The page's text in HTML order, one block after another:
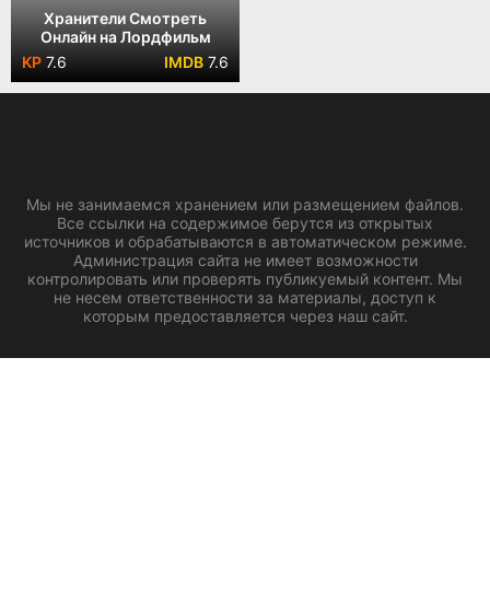
Хранители Смотреть
Онлайн на Лордфильм
7.6
7.6
Мы не занимаемся хранением или размещением файлов.
Все ссылки на содержимое берутся из открытых
источников и обрабатываются в автоматическом режиме.
Администрация сайта не имеет возможности
контролировать или проверять публикуемый контент. Мы
не несем ответственности за материалы, доступ к
которым предоставляется через наш сайт.